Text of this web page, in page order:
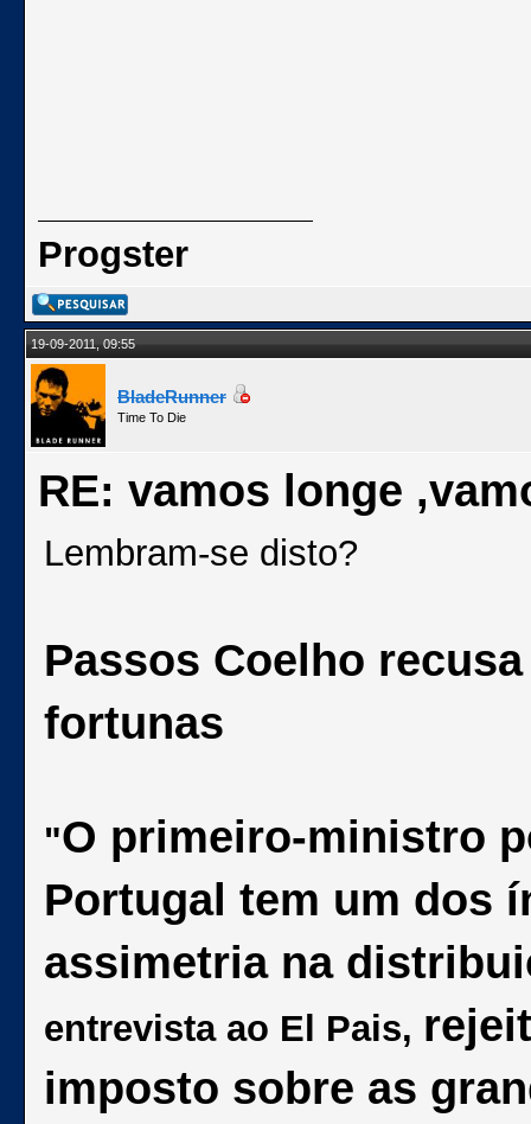
Progster
19-09-2011, 09:55
BladeRunner
Time To Die
RE: vamos longe
Lembram-se disto?
Passos Coelho
fortunas
"O primeiro-ministro
Portugal tem um dos
assimetria na
entrevista ao El Pais,
imposto sobre as